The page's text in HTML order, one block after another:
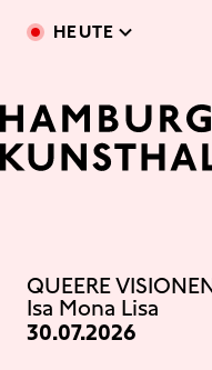
HEUTE
QUEERE
Isa Mona Lisa
30.07.2026